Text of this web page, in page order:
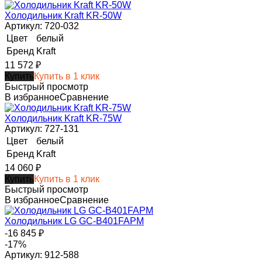
Холодильник Kraft KR-50W
Артикул: 720-032
Цвет
белый
Бренд Kraft
11 572 ₽
КупитьКупить в 1 клик
Быстрый просмотр
В избранноеСравнение
Холодильник Kraft KR-75W
Артикул: 727-131
Цвет
белый
Бренд Kraft
14 060 ₽
КупитьКупить в 1 клик
Быстрый просмотр
В избранноеСравнение
Холодильник LG GC-B401FAPM
-16 845 ₽
-17%
Артикул: 912-588